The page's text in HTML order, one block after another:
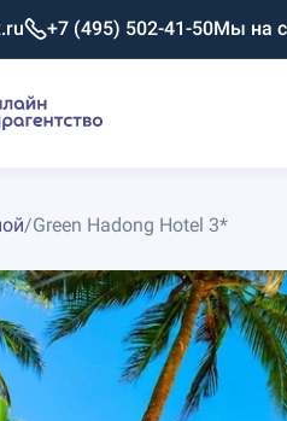
+7 (495) 502-41-50Мы на
/Green Hadong Hotel 3*